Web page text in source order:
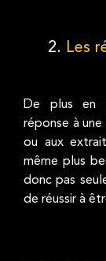
2. Les
De plus en
réponse à
ou aux
même plus
donc pas
de réussir à